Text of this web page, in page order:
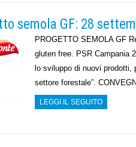
semola GF: 28
PROGETTO SEMOLA GF
gluten free. PSR Campania
lo sviluppo di nuovi
settore forestale”.
LEGGI IL SEGUITO